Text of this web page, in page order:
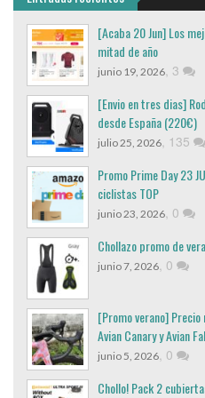
[Acaba 20 Jun] Los
mitad de año
junio 19, 2026, 3
[Envio en tres dias]
desde España (220€)
julio 25, 2026, 135
Promo Prime Day 23
ciclistas TOP
junio 23, 2026, 0
Chollazo promo de
junio 7, 2026, 0
[Promo verano]
Avian Canary y Avian
junio 5, 2026, 0
Chollo! Pack 2